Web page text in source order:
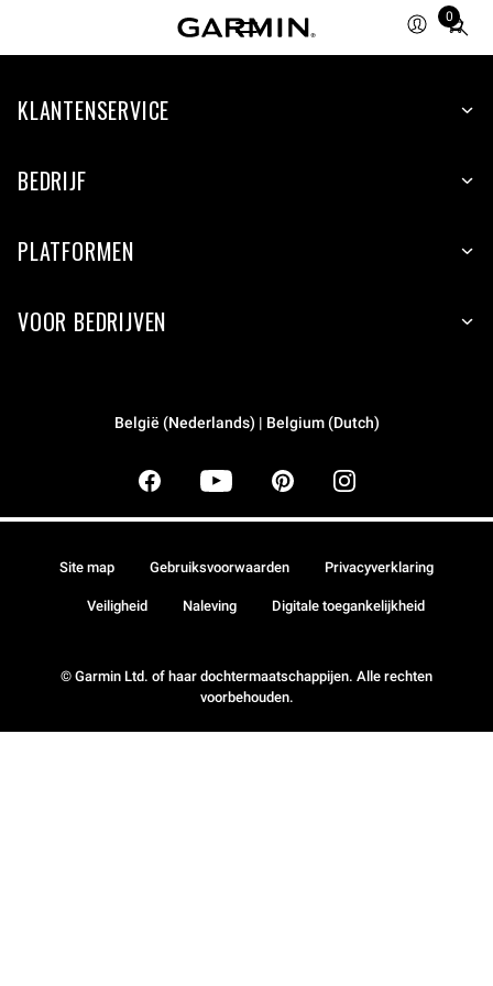
0
Total
items
cart:
KLANTENSERVICE
BEDRIJF
PLATFORMEN
VOOR BEDRIJVEN
België (Nederlands) | Belgium (Dutch)
© Garmin Ltd. of haar dochtermaatschappijen. Alle rechten
voorbehouden.
Site map Gebruiksvoorwaarden Privacyverklaring
Veiligheid Naleving Digitale toegankelijkheid